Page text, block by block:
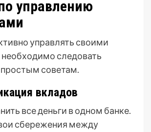
управлению
управлять своими
следовать
советам.
вкладов
все деньги в одном банке.
сбережения между